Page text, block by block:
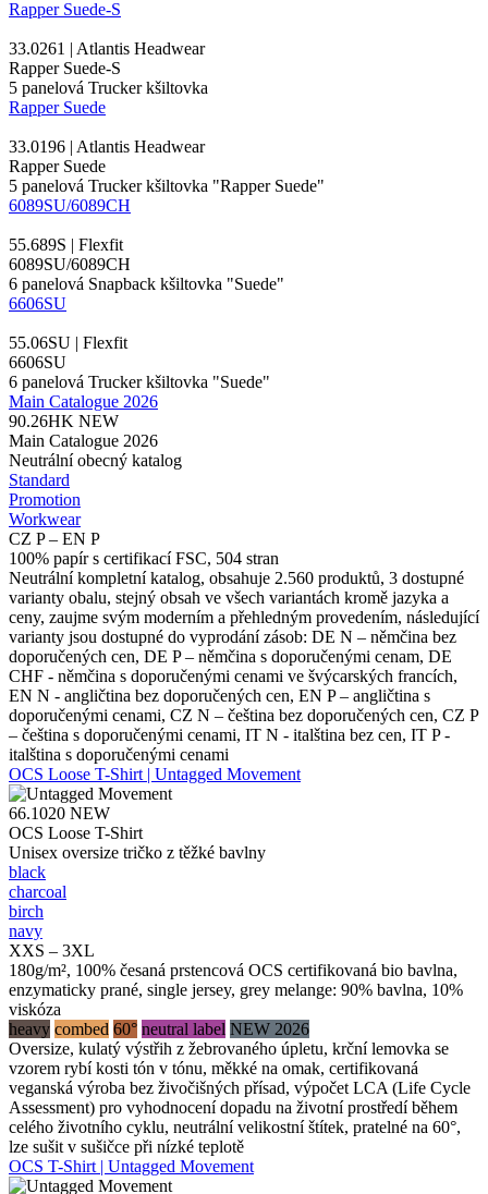
Rapper Suede-S
33.0261 | Atlantis Headwear
Rapper Suede-S
5 panelová Trucker kšiltovka
Rapper Suede
33.0196 | Atlantis Headwear
Rapper Suede
5 panelová Trucker kšiltovka "Rapper Suede"
6089SU/6089CH
55.689S | Flexfit
6089SU/6089CH
6 panelová Snapback kšiltovka "Suede"
6606SU
55.06SU | Flexfit
6606SU
6 panelová Trucker kšiltovka "Suede"
Main Catalogue 2026
90.26HK NEW
Main Catalogue 2026
Neutrální obecný katalog
Standard
Promotion
Workwear
CZ P – EN P
100% papír s certifikací FSC, 504 stran
Neutrální kompletní katalog, obsahuje 2.560 produktů, 3 dostupné
varianty obalu, stejný obsah ve všech variantách kromě jazyka a
ceny, zaujme svým moderním a přehledným provedením, následující
varianty jsou dostupné do vyprodání zásob: DE N – němčina bez
doporučených cen, DE P – němčina s doporučenými cenam, DE
CHF - němčina s doporučenými cenami ve švýcarských francích,
EN N - angličtina bez doporučených cen, EN P – angličtina s
doporučenými cenami, CZ N – čeština bez doporučených cen, CZ P
– čeština s doporučenými cenami, IT N - italština bez cen, IT P -
italština s doporučenými cenami
OCS Loose T-Shirt | Untagged Movement
66.1020 NEW
OCS Loose T-Shirt
Unisex oversize tričko z těžké bavlny
black
charcoal
birch
navy
XXS – 3XL
180g/m², 100% česaná prstencová OCS certifikovaná bio bavlna,
enzymaticky prané, single jersey, grey melange: 90% bavlna, 10%
viskóza
heavy combed 60° neutral label NEW 2026
Oversize, kulatý výstřih z žebrovaného úpletu, krční lemovka se
vzorem rybí kosti tón v tónu, měkké na omak, certifikovaná
veganská výroba bez živočišných přísad, výpočet LCA (Life Cycle
Assessment) pro vyhodnocení dopadu na životní prostředí během
celého životního cyklu, neutrální velikostní štítek, pratelné na 60°,
lze sušit v sušičce při nízké teplotě
OCS T-Shirt | Untagged Movement